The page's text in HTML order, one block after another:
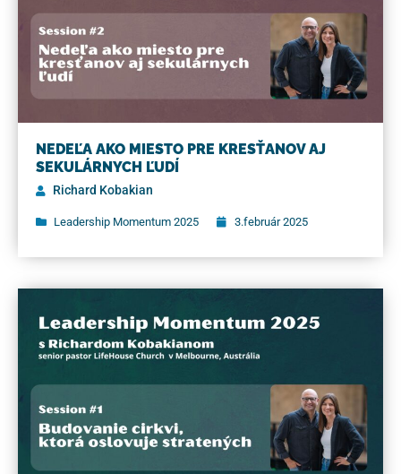
NEDEĽA AKO MIESTO PRE KRESŤANOV AJ
SEKULÁRNYCH ĽUDÍ
Richard Kobakian
Leadership Momentum 2025 3.február 2025